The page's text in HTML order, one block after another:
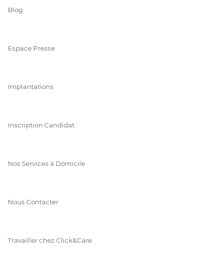
Blog
Espace Presse
Implantations
Inscription Candidat
Nos Services à Domicile
Nous Contacter
Travailler chez Click&Care